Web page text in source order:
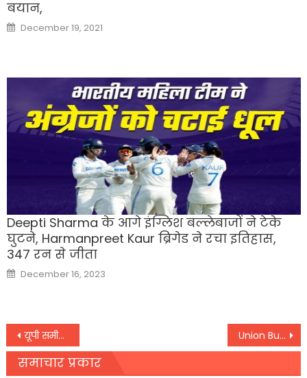
बयान,
Posted
on
December 19, 2021
Deepti Sharma के आगे इंग्लिश बल्लेबाजों ने टेके
घुटने, Harmanpreet Kaur ब्रिगेड ने रचा इतिहास,
347 रन से जीता
Posted
on
December 16, 2023
Post
navigation
यूपी समीक्षा अधिकारी और सहायक समीक्षा अधिकारी प्रारंभिक परीक्षा परिणाम घोषित Union Budget : बजट पर गृह मंत्री अमित शाह ने दी पहली प्रतिक्रिया,
समाचार प्रकार